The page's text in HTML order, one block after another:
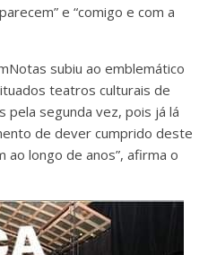
e “comigo e com a
subiu ao emblemático
teatros culturais de
pela segunda vez, pois já lá
de dever cumprido deste
ao longo de anos”, afirma o